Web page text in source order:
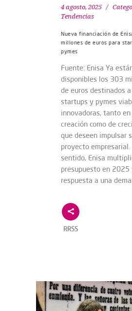
4 agosto, 2025
Tendencias
Nueva financiación de
millones de euros para
pymes
Fuente: Enisa Ya
disponibles los 303
de euros destinados a
startups y pymes
innovadoras, tanto
creación como de
que deseen impulsar
proyecto empresarial.
sentido, Enisa
presupuesto en 2025
respuesta a una
RRSS